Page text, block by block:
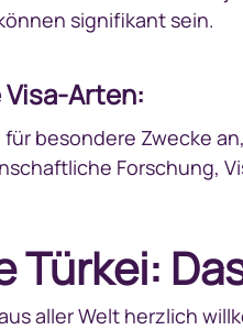
signifikant sein.
Arten:
besondere Zwecke
Forschung,
Türkei:
aller Welt herzlich